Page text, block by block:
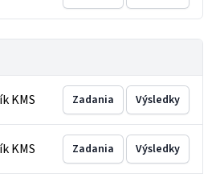
KMS Zadania Výsledky
KMS Zadania Výsledky